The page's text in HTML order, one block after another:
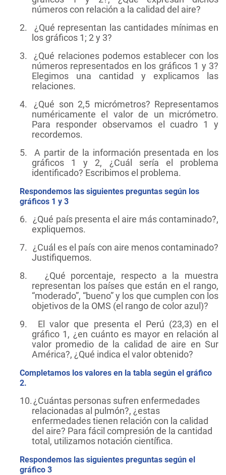
números con relación a la calidad del aire?
2.
¿Qué representan las cantidades mínimas en
los gráficos 1; 2 y 3?
3.
¿Qué relaciones podemos establecer con los
números representados en los gráficos 1 y 3?
Elegimos una cantidad y explicamos las
relaciones.
4.
¿Qué son 2,5 micrómetros? Representamos
numéricamente el valor de un micrómetro.
Para responder observamos el cuadro 1 y
recordemos.
5.
A partir de la información presentada en los
gráficos 1 y 2, ¿Cuál sería el problema
identificado? Escribimos el problema.
Respondemos las siguientes preguntas según los
gráficos 1 y 3
6.
¿Qué país presenta el aire más contaminado?,
expliquemos.
7.
¿Cuál es el país con aire menos contaminado?
Justifiquemos.
8.
¿Qué porcentaje, respecto a la muestra
representan los países que están en el rango,
“moderado”, “bueno” y los que cumplen con los
objetivos de la OMS (el rango de color azul)?
9.
El valor que presenta el Perú (23,3) en el
gráfico 1, ¿en cuánto es mayor en relación al
valor promedio de la calidad de aire en Sur
América?, ¿Qué indica el valor obtenido?
Completamos los valores en la tabla según el gráfico
2.
10.¿Cuántas personas sufren enfermedades
relacionadas al pulmón?, ¿estas
enfermedades tienen relación con la calidad
del aire? Para fácil compresión de la cantidad
total, utilizamos notación científica.
Respondemos las siguientes preguntas según el
gráfico 3